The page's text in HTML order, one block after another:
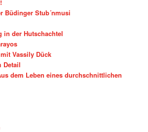
Büdinger Stub´nmusi
in der Hutschachtel
Vassily Dück
Detail
dem Leben eines durchschnittlichen